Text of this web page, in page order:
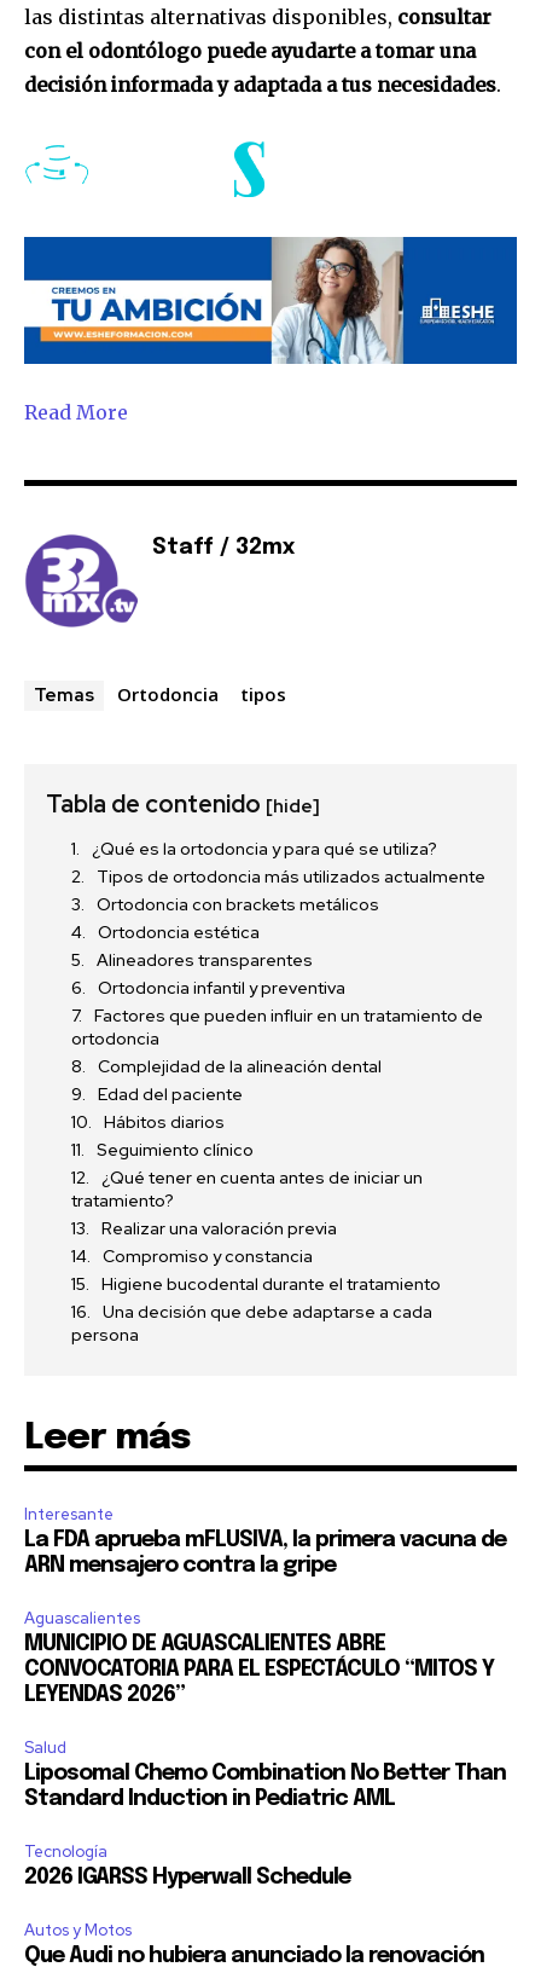
las distintas alternativas disponibles, consultar
con el odontólogo puede ayudarte a tomar una
decisión informada y adaptada a tus necesidades.
Read More
Staff / 32mx
Temas Ortodoncia tipos
Tabla de contenido [hide]
¿Qué es la ortodoncia y para qué se utiliza?
Tipos de ortodoncia más utilizados actualmente
Ortodoncia con brackets metálicos
Ortodoncia estética
Alineadores transparentes
Ortodoncia infantil y preventiva
Factores que pueden influir en un tratamiento de
ortodoncia
Complejidad de la alineación dental
Edad del paciente
Hábitos diarios
Seguimiento clínico
¿Qué tener en cuenta antes de iniciar un
tratamiento?
Realizar una valoración previa
Compromiso y constancia
Higiene bucodental durante el tratamiento
Una decisión que debe adaptarse a cada
persona
Leer más
Interesante
La FDA aprueba mFLUSIVA, la primera vacuna de
ARN mensajero contra la gripe
Aguascalientes
MUNICIPIO DE AGUASCALIENTES ABRE
CONVOCATORIA PARA EL ESPECTÁCULO “MITOS Y
LEYENDAS 2026”
Salud
Liposomal Chemo Combination No Better Than
Standard Induction in Pediatric AML
Tecnología
2026 IGARSS Hyperwall Schedule
Autos y Motos
Que Audi no hubiera anunciado la renovación